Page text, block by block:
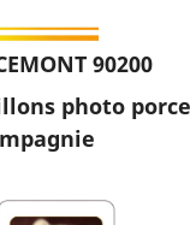
90200
photo